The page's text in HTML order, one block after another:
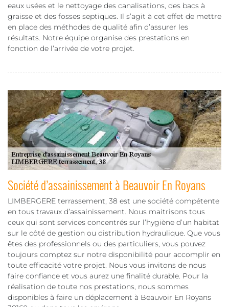
eaux usées et le nettoyage des canalisations, des bacs à
graisse et des fosses septiques. Il s’agit à cet effet de mettre
en place des méthodes de qualité afin d’assurer les
résultats. Notre équipe organise des prestations en
fonction de l’arrivée de votre projet.
Société d’assainissement à Beauvoir En Royans
LIMBERGERE terrassement, 38 est une société compétente
en tous travaux d’assainissement. Nous maitrisons tous
ceux qui sont services concentrés sur l’hygiène d’un habitat
sur le côté de gestion ou distribution hydraulique. Que vous
êtes des professionnels ou des particuliers, vous pouvez
toujours comptez sur notre disponibilité pour accomplir en
toute efficacité votre projet. Nous vous invitons de nous
faire confiance et vous aurez une finalité durable. Pour la
réalisation de toute nos prestations, nous sommes
disponibles à faire un déplacement à Beauvoir En Royans